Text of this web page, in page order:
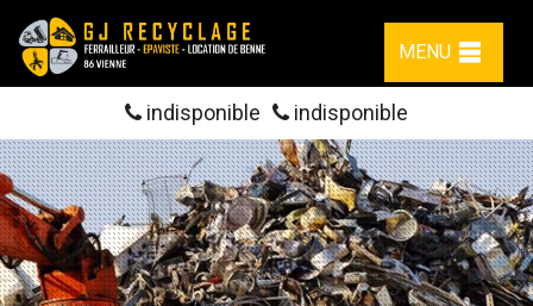
MENU
indisponible indisponible